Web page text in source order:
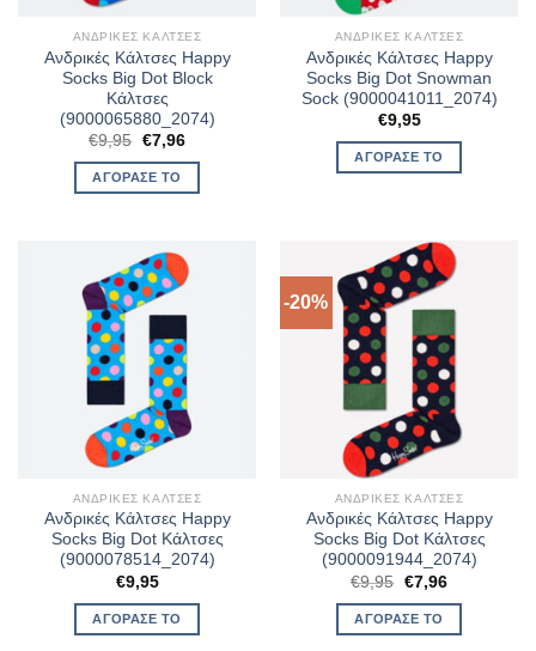
ΑΝΔΡΙΚΈΣ ΚΆΛΤΣΕΣ
Ανδρικές Κάλτσες Happy
Socks Big Dot Block
Κάλτσες
(9000065880_2074)
€9,95 Original
was:
€9,95.
€7,96Η
ΑΓΌΡΑΣΈ ΤΟ
ΑΝΔΡΙΚΈΣ ΚΆΛΤΣΕΣ
Ανδρικές Κάλτσες Happy
Socks Big Dot Snowman
Sock (9000041011_2074)
€9,95
ΑΓΌΡΑΣΈ ΤΟ
ΑΝΔΡΙΚΈΣ ΚΆΛΤΣΕΣ
Ανδρικές Κάλτσες Happy
Socks Big Dot Κάλτσες
(9000078514_2074)
€9,95
ΑΓΌΡΑΣΈ ΤΟ
-20%
ΑΝΔΡΙΚΈΣ ΚΆΛΤΣΕΣ
Ανδρικές Κάλτσες Happy
Socks Big Dot Κάλτσες
(9000091944_2074)
€9,95 Original
price
was:
€9,95.
€7,96Η
τιμή
ΑΓΌΡΑΣΈ ΤΟ